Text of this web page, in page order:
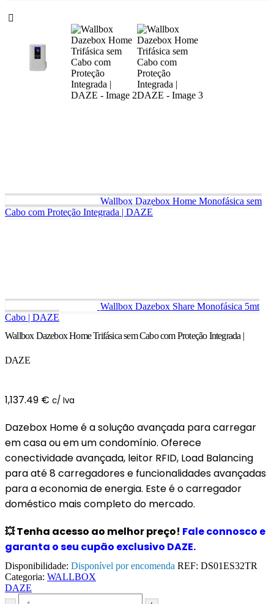
Wallbox Dazebox Home Monofásica sem
Cabo com Proteção Integrada | DAZE
Wallbox Dazebox Share Monofásica 5mt
Cabo | DAZE
Wallbox Dazebox Home Trifásica sem Cabo com Proteção Integrada |
DAZE
1,137.49 € c/ Iva
Dazebox Home é a solução avançada para carregar
em casa ou em um condomínio. Oferece
conectividade avançada, leitor RFID, Load Balancing
para até 8 carregadores e funcionalidades avançadas
para a economia de energia. Este é o carregador
doméstico mais completo do mercado.
💥Tenha acesso ao melhor preço! Fale connosco e
garanta o seu cupão exclusivo DAZE.
Disponibilidade: Disponível por encomenda REF: DS01ES32TR
Categoria: WALLBOX
DAZE